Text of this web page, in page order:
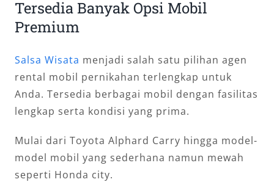
Tersedia Banyak Opsi Mobil
Premium
Salsa Wisata menjadi salah satu pilihan agen
rental mobil pernikahan terlengkap untuk
Anda. Tersedia berbagai mobil dengan fasilitas
lengkap serta kondisi yang prima.
Mulai dari Toyota Alphard Carry hingga model-
model mobil yang sederhana namun mewah
seperti Honda city.